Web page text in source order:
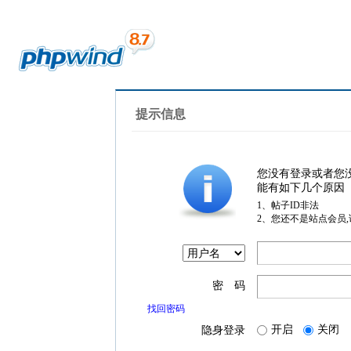
提示信息
您没有登录或者您
能有如下几个原因
1、帖子ID非法
2、您还不是站点会员
密 码
找回密码
隐身登录 开启 关闭